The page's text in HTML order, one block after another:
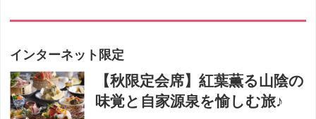
インターネット限定
【秋限定会席】紅葉薫る山陰の
味覚と自家源泉を愉しむ旅♪